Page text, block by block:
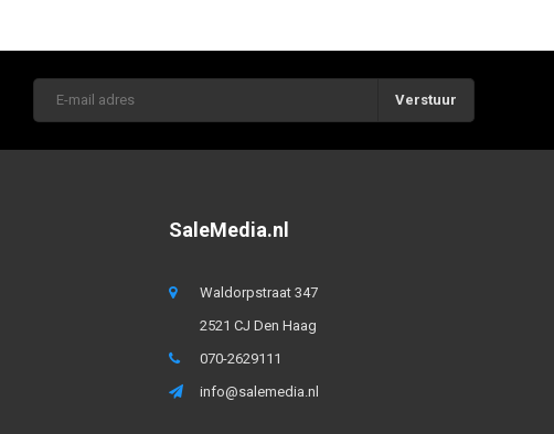
Verstuur
SaleMedia.nl
Waldorpstraat 347
2521 CJ Den Haag
070-2629111
info@salemedia.nl